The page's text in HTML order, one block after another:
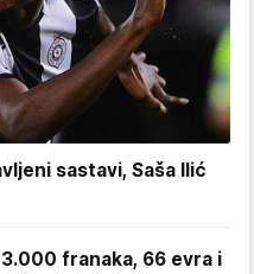
sastavi, Saša Ilić
franaka, 66 evra i